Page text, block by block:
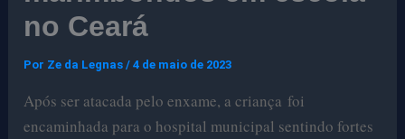
no Ceará
Por Ze da Legnas/4 de maio de 2023
Após ser atacada pelo enxame, a criança foi
encaminhada para o hospital municipal sentindo fortes